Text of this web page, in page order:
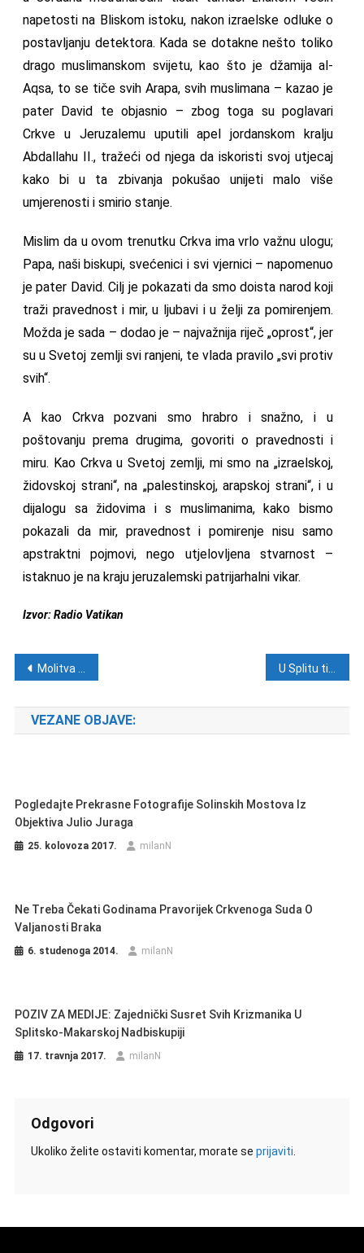
napetosti na Bliskom istoku, nakon izraelske odluke o
postavljanju detektora. Kada se dotakne nešto toliko
drago muslimanskom svijetu, kao što je džamija al-
Aqsa, to se tiče svih Arapa, svih muslimana – kazao je
pater David te objasnio – zbog toga su poglavari
Crkve u Jeruzalemu uputili apel jordanskom kralju
Abdallahu II., tražeći od njega da iskoristi svoj utjecaj
kako bi u ta zbivanja pokušao unijeti malo više
umjerenosti i smirio stanje.
Mislim da u ovom trenutku Crkva ima vrlo važnu ulogu;
Papa, naši biskupi, svećenici i svi vjernici – napomenuo
je pater David. Cilj je pokazati da smo doista narod koji
traži pravednost i mir, u ljubavi i u želji za pomirenjem.
Možda je sada – dodao je – najvažnija riječ „oprost“, jer
su u Svetoj zemlji svi ranjeni, te vlada pravilo „svi protiv
svih“.
A kao Crkva pozvani smo hrabro i snažno, i u
poštovanju prema drugima, govoriti o pravednosti i
miru. Kao Crkva u Svetoj zemlji, mi smo na „izraelskoj,
židovskoj strani“, na „palestinskoj, arapskoj strani“, i u
dijalogu sa židovima i s muslimanima, kako bismo
pokazali da mir, pravednost i pomirenje nisu samo
apstraktni pojmovi, nego utjelovljena stvarnost –
istaknuo je na kraju jeruzalemski patrijarhalni vikar.
Izvor: Radio Vatikan
Navigacija objava
Molitva – Utorak, 25. srpnja
VEZANE OBJAVE:
Pogledajte Prekrasne Fotografije Solinskih Mostova Iz
Objektiva Julio Juraga
25. kolovoza 2017. milanN
Ne Treba Čekati Godinama Pravorijek Crkvenoga Suda O
Valjanosti Braka
6. studenoga 2014. milanN
POZIV ZA MEDIJE: Zajednički Susret Svih Krizmanika U
Splitsko-Makarskoj Nadbiskupiji
17. travnja 2017. milanN
Odgovori
Ukoliko želite ostaviti komentar, morate se prijaviti